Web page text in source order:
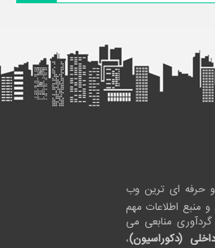
حرفه ای ترین وب
اطلاعات مهم
منابعی می
(دکوراسیون)،